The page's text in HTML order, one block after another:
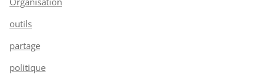
outils
partage
politique